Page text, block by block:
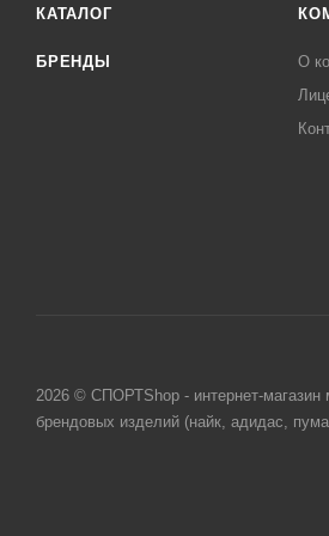
КАТАЛОГ
БРЕНДЫ
О
2026 © СПОРТShop - интернет-магазин
брендовых изделий (найк, адидас,